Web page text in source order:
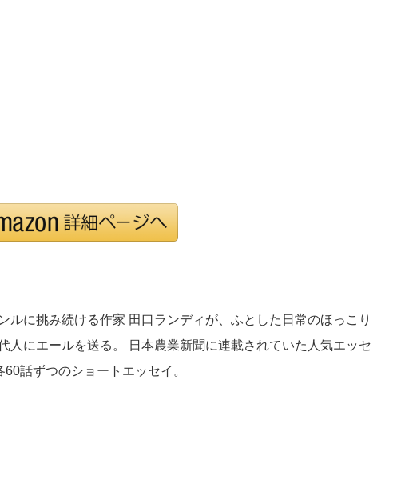
ルに挑み続ける作家 田口ランディが、ふとした日常のほっこり
人にエールを送る。 日本農業新聞に連載されていた人気エッセ
話ずつのショートエッセイ。